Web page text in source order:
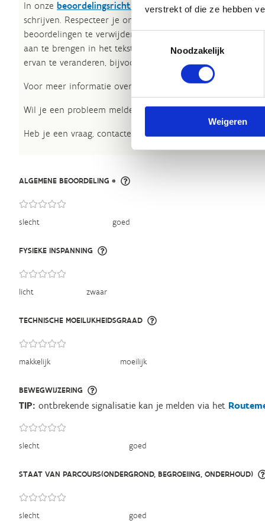
verstrekt of die ze hebben
Toestemmingsselectie
Noodzakelijk
Weigeren
In onze beoordelingsrichtlijnenvind je tips om een
schrijven. Respecteer je onze richtlijnen niet, dan kunnen
beoordelingen te verwijderen. Wij behouden ons het recht
aan te brengen in het tekstgedeelte van jouw evaluatie
ervan te veranderen, bijvoorbeeld om taalfouten en
Voor meer informatie over onze routestructuren, neem
Wil je een probleem melden op een route? Ga dan naar
Heb je een vraag, contacteer ons via
ALGEMENE BEOORDELING *
slecht goed
FYSIEKE INSPANNING
licht zwaar
TECHNISCHE MOEILIJKHEIDSGRAAD
makkelijk moeilijk
BEWEGWIJZERING
slecht goed
TIP: ontbrekende signalisatie kan je melden via het
STAAT VAN PARCOURS(ONDERGROND, BEGROEIING, ONDERHOUD)
slecht goed